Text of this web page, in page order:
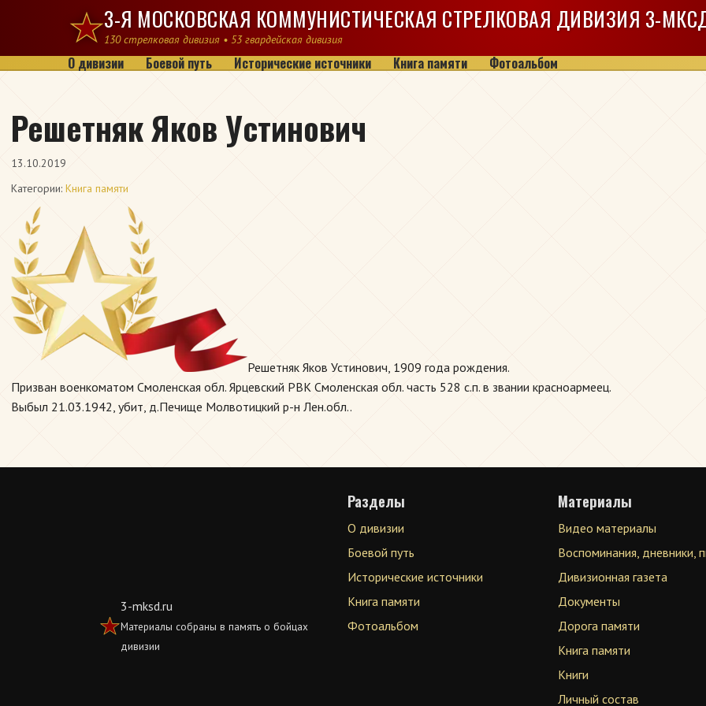
Перейти к содержимому3-Я МОСКОВСКАЯ КОММУНИСТИЧЕСКАЯ СТРЕЛКОВАЯ ДИВИЗИЯ 3-
130 стрелковая дивизия • 53 гвардейская дивизия
О дивизии Боевой путь Исторические источники Книга памяти Фотоальбом
Решетняк Яков Устинович
13.10.2019
Категории: Книга памяти
Решетняк Яков Устинович, 1909 года рождения.
Призван военкоматом Смоленская обл. Ярцевский РВК Смоленская обл. часть 528 с.п. в звании красноармеец.
Выбыл 21.03.1942, убит, д.Печище Молвотицкий р-н Лен.обл..
3-mksd.ru
Материалы собраны в память о бойцах
дивизии
Разделы
О дивизии
Боевой путь
Исторические источники
Книга памяти
Фотоальбом
Материалы
Видео материалы
Воспоминания, дневники,
Дивизионная газета
Документы
Дорога памяти
Книга памяти
Книги
Личный состав